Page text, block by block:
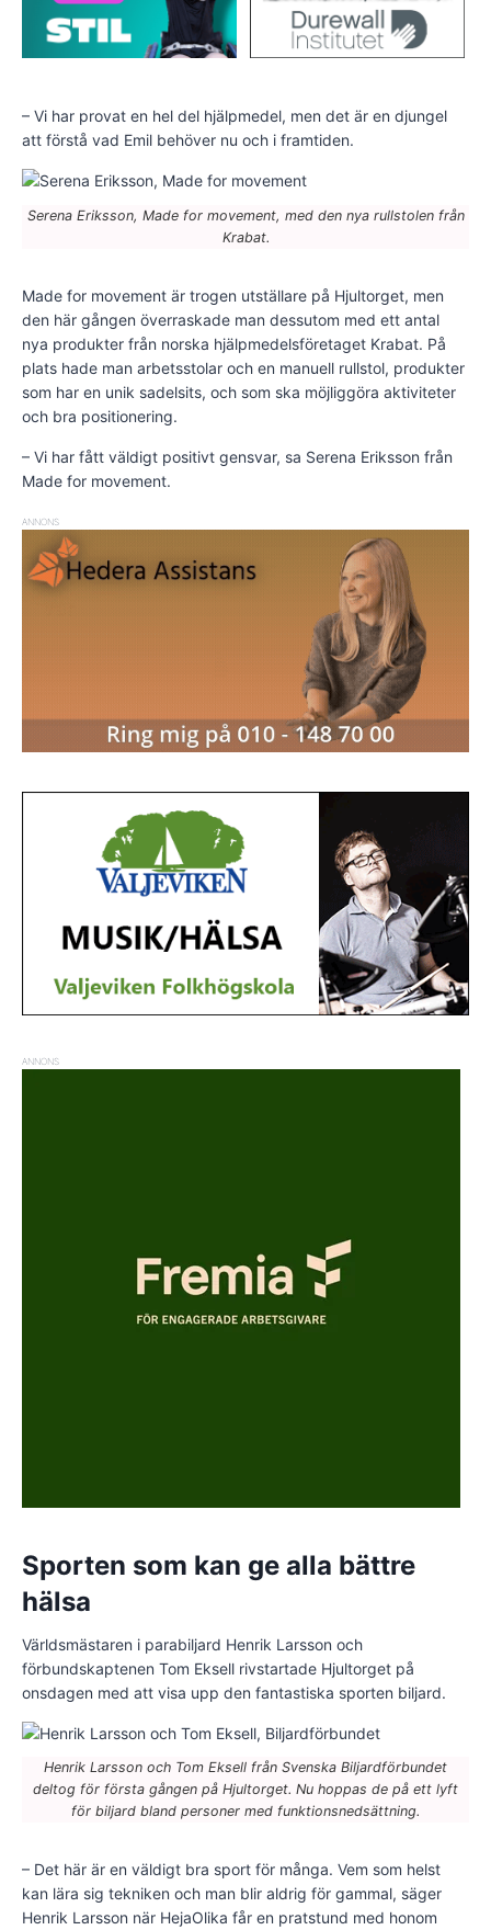
– Vi har provat en hel del hjälpmedel, men det är en djungel
att förstå vad Emil behöver nu och i framtiden.
Serena Eriksson, Made for movement, med den nya rullstolen från
Krabat.
Made for movement är trogen utställare på Hjultorget, men
den här gången överraskade man dessutom med ett antal
nya produkter från norska hjälpmedelsföretaget Krabat. På
plats hade man arbetsstolar och en manuell rullstol, produkter
som har en unik sadelsits, och som ska möjliggöra aktiviteter
och bra positionering.
– Vi har fått väldigt positivt gensvar, sa Serena Eriksson från
Made for movement.
ANNONS
ANNONS
Sporten som kan ge alla bättre
hälsa
Världsmästaren i parabiljard Henrik Larsson och
förbundskaptenen Tom Eksell rivstartade Hjultorget på
onsdagen med att visa upp den fantastiska sporten biljard.
Henrik Larsson och Tom Eksell från Svenska Biljardförbundet
deltog för första gången på Hjultorget. Nu hoppas de på ett lyft
för biljard bland personer med funktionsnedsättning.
– Det här är en väldigt bra sport för många. Vem som helst
kan lära sig tekniken och man blir aldrig för gammal, säger
Henrik Larsson när HejaOlika får en pratstund med honom